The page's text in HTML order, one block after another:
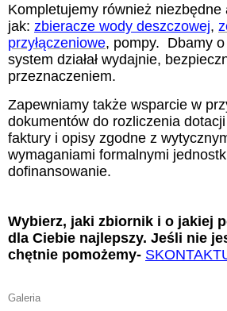
Kompletujemy również niezbędne
jak: zbieracze wody deszczowej,
przyłączeniowe, pompy. Dbamy o
system działał wydajnie,
przeznaczeniem.
Zapewniamy także wsparcie w
dokumentów do rozliczenia
faktury i opisy zgodne z
wymaganiami formalnymi
dofinansowanie.
Wybierz, jaki zbiornik i o jakiej
dla Ciebie najlepszy. Jeśli nie
chętnie pomożemy-
Galeria